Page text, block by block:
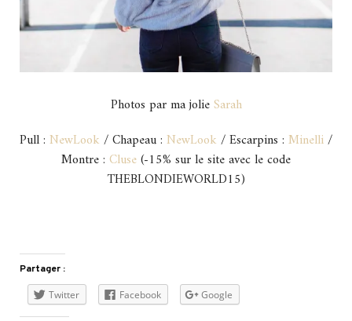
Photos par ma jolieSarah
Pull : NewLook / Chapeau : NewLook / Escarpins : Minelli/
Montre : Cluse(-15% sur le site avec le code
THEBLONDIEWORLD15)
Partager :
Twitter Facebook Google